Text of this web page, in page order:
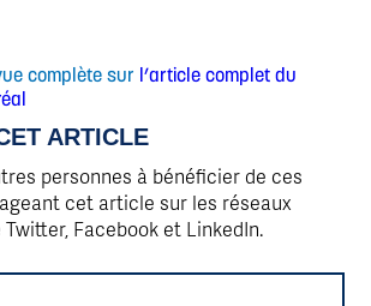
complète sur l’article complet du
ARTICLE
personnes à bénéficier de ces
cet article sur les réseaux
Facebook et LinkedIn.